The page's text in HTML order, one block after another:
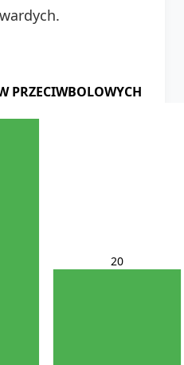
PRZECIWBOLOWYCH
20